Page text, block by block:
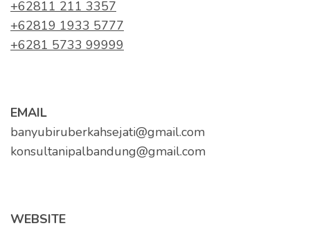
+62811 211 3357
+62819 1933 5777
+6281 5733 99999
EMAIL
banyubiruberkahsejati@gmail.com
konsultanipalbandung@gmail.com
WEBSITE